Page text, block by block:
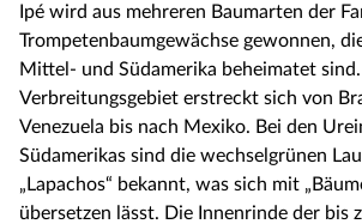
Ipé wird aus mehreren Baumarten der
Trompetenbaumgewächse gewonnen,
Mittel- und Südamerika beheimatet
Verbreitungsgebiet erstreckt sich von
Venezuela bis nach Mexiko. Bei den
Südamerikas sind die wechselgrünen
„Lapachos“ bekannt, was sich mit
übersetzen lässt. Die Innenrinde der bis